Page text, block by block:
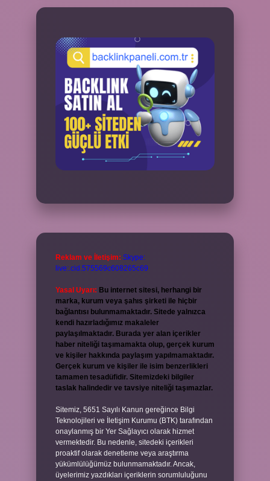
Reklam ve İletişim: Skype:
live:.cid.575569c608265c69
Yasal Uyarı: Bu internet sitesi, herhangi bir
marka, kurum veya şahıs şirketi ile hiçbir
bağlantısı bulunmamaktadır. Sitede yalnızca
kendi hazırladığımız makaleler
paylaşılmaktadır. Burada yer alan içerikler
haber niteliği taşımamakta olup, gerçek kurum
ve kişiler hakkında paylaşım yapılmamaktadır.
Gerçek kurum ve kişiler ile isim benzerlikleri
tamamen tesadüfidir. Sitemizdeki bilgiler
taslak halindedir ve tavsiye niteliği taşımazlar.
Sitemiz, 5651 Sayılı Kanun gereğince Bilgi
Teknolojileri ve İletişim Kurumu (BTK) tarafından
onaylanmış bir Yer Sağlayıcı olarak hizmet
vermektedir. Bu nedenle, sitedeki içerikleri
proaktif olarak denetleme veya araştırma
yükümlülüğümüz bulunmamaktadır. Ancak,
üyelerimiz yazdıkları içeriklerin sorumluluğunu